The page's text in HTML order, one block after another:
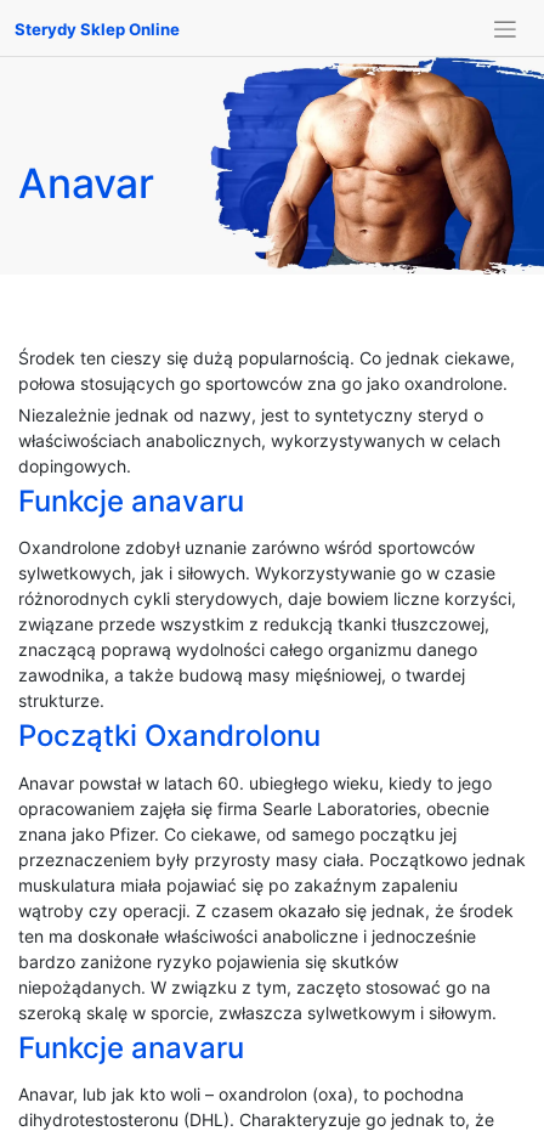
Sterydy Sklep Online
Anavar
Środek ten cieszy się dużą popularnością. Co jednak ciekawe,
połowa stosujących go sportowców zna go jako oxandrolone.
Niezależnie jednak od nazwy, jest to syntetyczny steryd o
właściwościach anabolicznych, wykorzystywanych w celach
dopingowych.
Funkcje anavaru
Oxandrolone zdobył uznanie zarówno wśród sportowców
sylwetkowych, jak i siłowych. Wykorzystywanie go w czasie
różnorodnych cykli sterydowych, daje bowiem liczne korzyści,
związane przede wszystkim z redukcją tkanki tłuszczowej,
znaczącą poprawą wydolności całego organizmu danego
zawodnika, a także budową masy mięśniowej, o twardej
strukturze.
Początki Oxandrolonu
Anavar powstał w latach 60. ubiegłego wieku, kiedy to jego
opracowaniem zajęła się firma Searle Laboratories, obecnie
znana jako Pfizer. Co ciekawe, od samego początku jej
przeznaczeniem były przyrosty masy ciała. Początkowo jednak
muskulatura miała pojawiać się po zakaźnym zapaleniu
wątroby czy operacji. Z czasem okazało się jednak, że środek
ten ma doskonałe właściwości anaboliczne i jednocześnie
bardzo zaniżone ryzyko pojawienia się skutków
niepożądanych. W związku z tym, zaczęto stosować go na
szeroką skalę w sporcie, zwłaszcza sylwetkowym i siłowym.
Funkcje anavaru
Anavar, lub jak kto woli – oxandrolon (oxa), to pochodna
dihydrotestosteronu (DHL). Charakteryzuje go jednak to, że